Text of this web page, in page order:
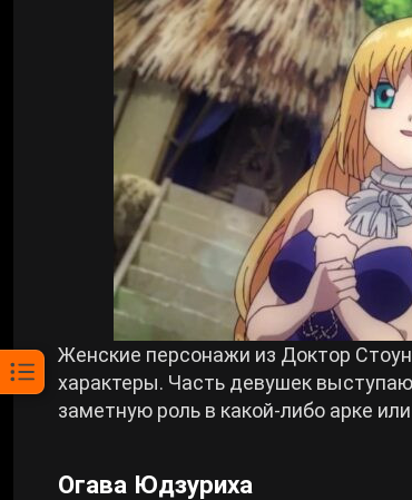
Женские персонажи из Доктор
характеры. Часть девушек
заметную роль в какой-либо арке
Огава Юдзуриха